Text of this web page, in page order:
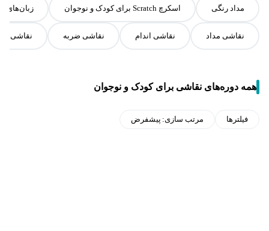
مداد رنگی اسکرچ Scratch برای کودک و نوجوان زبان‌های
نقاشی مداد نقاشی اندام نقاشی ضربه نقاشی
همه دوره‌های نقاشی برای کودک و نوجوان
فیلترها مرتب سازی: پیشفرض